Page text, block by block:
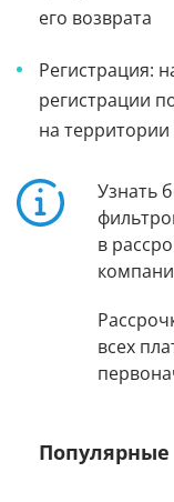
его возврата
Регистрация:
регистрации
на
Узнать
в
всех
Популярные